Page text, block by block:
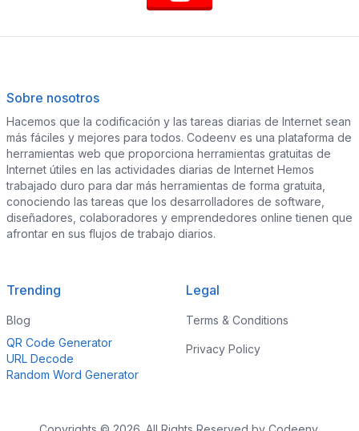
Sobre nosotros
Hacemos que la codificación y las tareas diarias de Internet sean
más fáciles y mejores para todos. Codeenv es una plataforma de
herramientas web que proporciona herramientas gratuitas de
Internet útiles en las actividades diarias de Internet Hemos
trabajado duro para dar más herramientas de forma gratuita,
conociendo las tareas que los desarrolladores de software,
diseñadores, colaboradores y emprendedores online tienen que
afrontar en sus flujos de trabajo diarios.
Trending
Blog
QR Code Generator
URL Decode
Random Word Generator
Legal
Terms & Conditions
Privacy Policy